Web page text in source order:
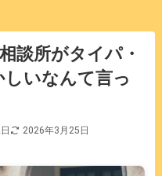
談所がタイパ・
いなんて言っ
2026年3月25日